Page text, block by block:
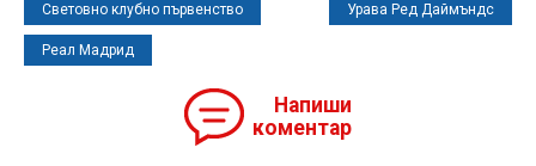
Световно клубно първенство Урава Ред Даймъндс
Реал Мадрид
Напиши
коментар